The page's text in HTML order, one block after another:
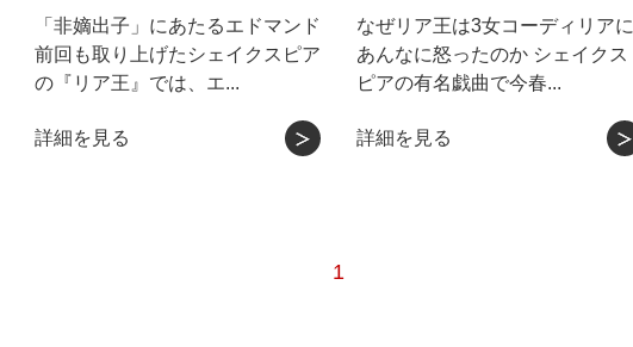
「非嫡出子」にあたるエドマンド
前回も取り上げたシェイクスピア
の『リア王』では、エ...
詳細を見る
なぜリア王は3女コーディリアに
あんなに怒ったのか シェイクス
ピアの有名戯曲で今春...
詳細を見る
1